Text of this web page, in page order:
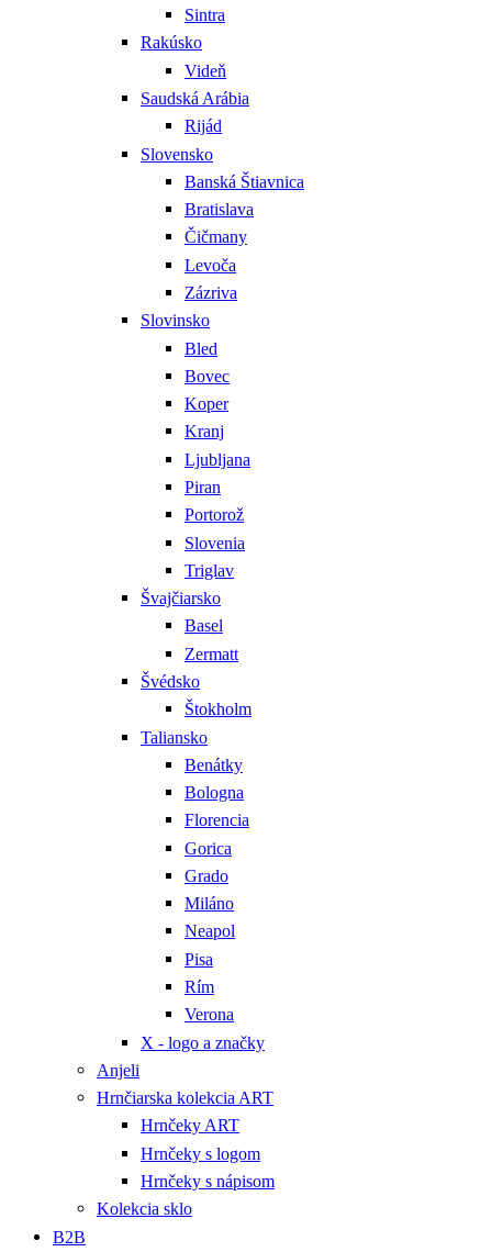
Sintra
Rakúsko
Videň
Saudská Arábia
Rijád
Slovensko
Banská Štiavnica
Bratislava
Čičmany
Levoča
Zázriva
Slovinsko
Bled
Bovec
Koper
Kranj
Ljubljana
Piran
Portorož
Slovenia
Triglav
Švajčiarsko
Basel
Zermatt
Švédsko
Štokholm
Taliansko
Benátky
Bologna
Florencia
Gorica
Grado
Miláno
Neapol
Pisa
Rím
Verona
X - logo a značky
Anjeli
Hrnčiarska kolekcia ART
Hrnčeky ART
Hrnčeky s logom
Hrnčeky s nápisom
Kolekcia sklo
B2B